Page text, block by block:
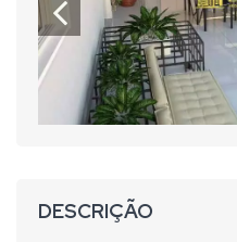
DESCRIÇÃO